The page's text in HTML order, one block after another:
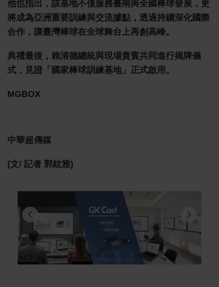
他也指出，該基地不僅服務臺南與全國棒球發展，更
將成為亞洲重要訓練與交流據點，透過持續深化國際
合作，讓臺灣棒球在全球舞台上再創高峰。
典禮最後，賴清德總統與現場貴賓共同進行揭牌儀
式，見證「國家棒球訓練基地」正式啟用。
MGBOX
中華超傳媒
(文/ 記者 郭紋雅)